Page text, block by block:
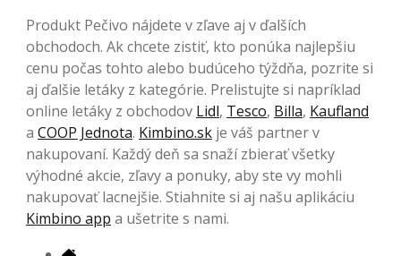
Produkt Pečivo nájdete v zľave aj v ďalších
obchodoch. Ak chcete zistiť, kto ponúka najlepšiu
cenu počas tohto alebo budúceho týždňa, pozrite si
aj ďalšie letáky z kategórie. Prelistujte si napríklad
online letáky z obchodov Lidl, Tesco, Billa, Kaufland
a COOP Jednota. Kimbino.sk je váš partner v
nakupovaní. Každý deň sa snaží zbierať všetky
výhodné akcie, zľavy a ponuky, aby ste vy mohli
nakupovať lacnejšie. Stiahnite si aj našu aplikáciu
Kimbino app a ušetrite s nami.